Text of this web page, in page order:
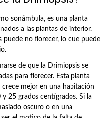
sonámbula, es una planta
a las plantas de interior.
puede no florecer, lo que puede
de que la Drimiopsis se
para florecer. Esta planta
mejor en una habitación
25 grados centígrados. Si la
oscuro o en una